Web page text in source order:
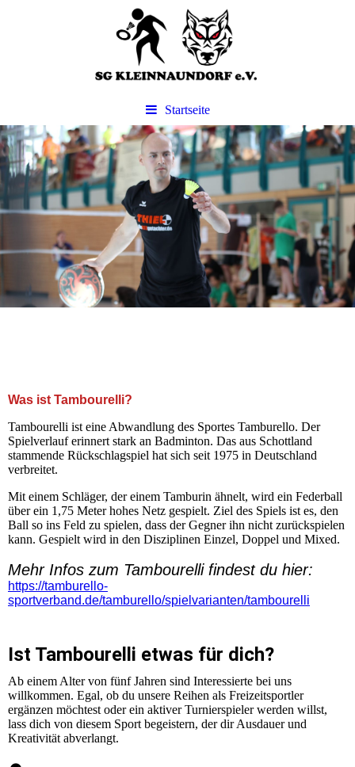
Startseite
Was ist Tambourelli?
Tambourelli ist eine Abwandlung des Sportes Tamburello. Der
Spielverlauf erinnert stark an Badminton. Das aus Schottland
stammende Rückschlagspiel hat sich seit 1975 in Deutschland
verbreitet.
Mit einem Schläger, der einem Tamburin ähnelt, wird ein Federball
über ein 1,75 Meter hohes Netz gespielt. Ziel des Spiels ist es, den
Ball so ins Feld zu spielen, dass der Gegner ihn nicht zurückspielen
kann. Gespielt wird in den Disziplinen Einzel, Doppel und Mixed.
Mehr Infos zum Tambourelli findest du hier:
https://tamburello-
sportverband.de/tamburello/spielvarianten/tambourelli
Ist Tambourelli etwas für dich?
Ab einem Alter von fünf Jahren sind Interessierte bei uns
willkommen. Egal, ob du unsere Reihen als Freizeitsportler
ergänzen möchtest oder ein aktiver Turnierspieler werden willst,
lass dich von diesem Sport begeistern, der dir Ausdauer und
Kreativität abverlangt.